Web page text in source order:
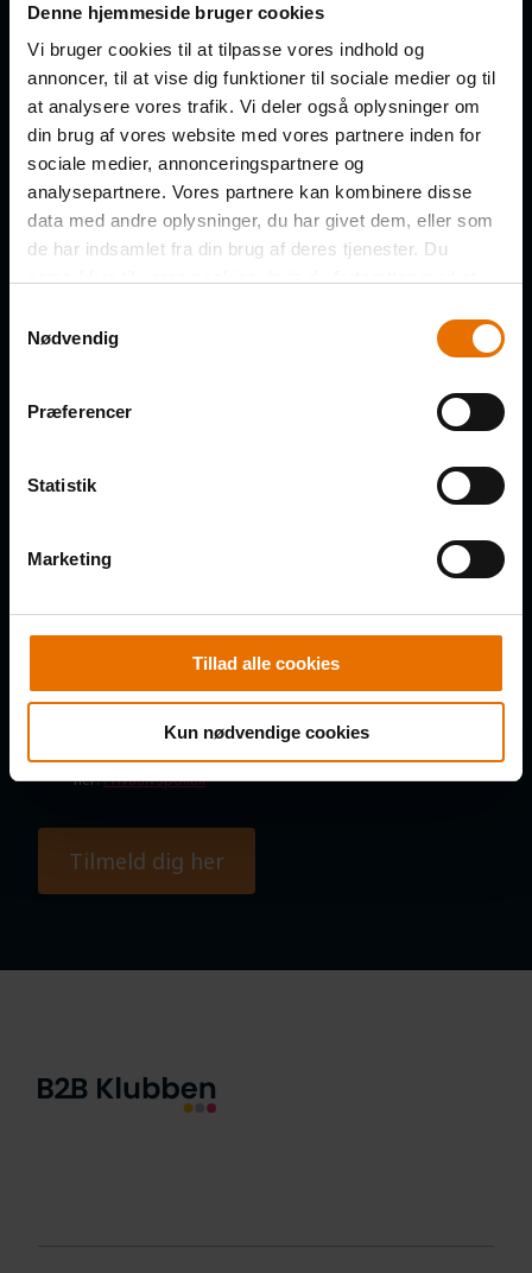
Denne hjemmeside bruger cookies
Vi bruger cookies til at tilpasse vores indhold og
annoncer, til at vise dig funktioner til sociale medier og til
at analysere vores trafik. Vi deler også oplysninger om
din brug af vores website med vores partnere inden for
sociale medier, annonceringspartnere og
analysepartnere. Vores partnere kan kombinere disse
data med andre oplysninger, du har givet dem, eller som
de har indsamlet fra din brug af deres tjenester. Du
Nødvendig
Præferencer
Statistik
Marketing
Tillad alle cookies
Kun nødvendige cookies
indbakke
FORNAVN
EFTERNAVN
SAMTYKKE
Jeg samtykker til, at B2B Klubben må kontakte mig via e-mail,
om nye produkter og services, invitationer til arrangementer
mv., samt indsamling af oplysninger om interaktion med e-
mails. Du kan til enhver tid kan afmelde dig igen. Læs om
vores behandling af personoplysninger og dine rettigheder
her:Privatlivspolitik
Tilmeld dig her